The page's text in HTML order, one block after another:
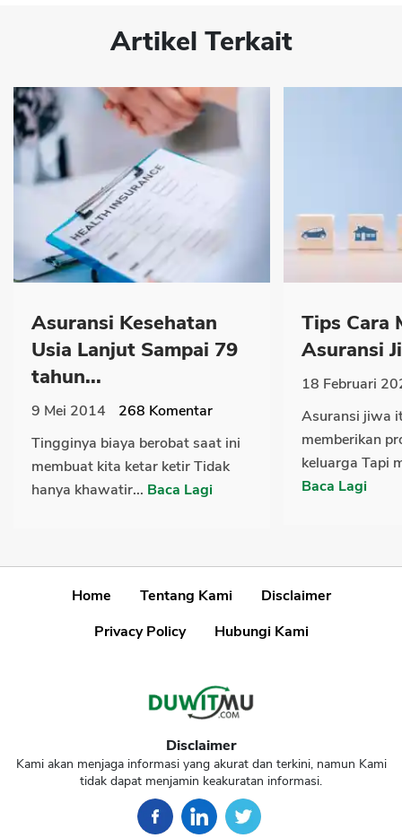
Artikel Terkait
Asuransi Kesehatan
Usia Lanjut Sampai 79
tahun...
9 Mei 2014 268 Komentar
Tingginya biaya berobat saat ini
membuat kita ketar ketir Tidak
hanya khawatir... Baca Lagi
Tips Cara
Asuransi
18 Februari
Asuransi jiwa
memberikan
keluarga Tapi
Baca Lagi
Home Tentang Kami
Disclaimer
Privacy Policy
Hubungi Kami
Disclaimer
Kami akan menjaga informasi yang akurat dan terkini, namun Kami
tidak dapat menjamin keakuratan informasi.